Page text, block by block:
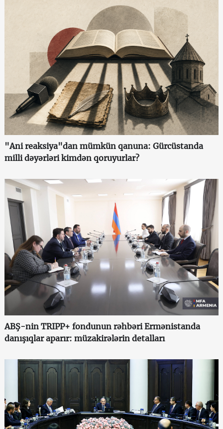
"Ani reaksiya"dan mümkün qanuna: Gürcüstanda
milli dəyərləri kimdən qoruyurlar?
ABŞ-nin TRIPP+ fondunun rəhbəri Ermənistanda
danışıqlar aparır: müzakirələrin detalları